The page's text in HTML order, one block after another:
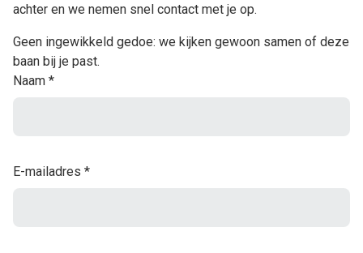
achter en we nemen snel contact met je op.
Geen ingewikkeld gedoe: we kijken gewoon samen of deze
baan bij je past.
Naam *
E-mailadres *